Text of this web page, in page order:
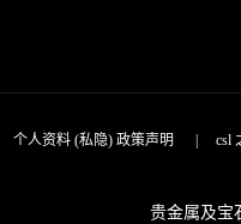
个人资料 (私隐) 政策声明 | csl
贵金属及宝